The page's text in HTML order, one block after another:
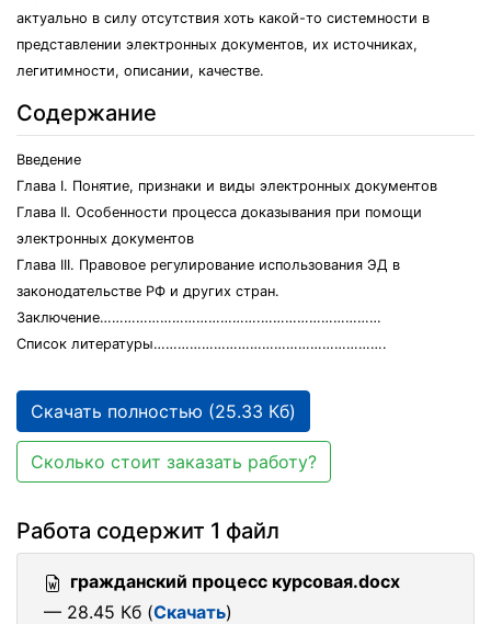
актуально в силу отсутствия хоть какой-то системности в
представлении электронных документов, их источниках,
легитимности, описании, качестве.
Содержание
Введение
Глава I. Понятие, признаки и виды электронных документов
Глава II. Особенности процесса доказывания при помощи
электронных документов
Глава III. Правовое регулирование использования ЭД в
законодательстве РФ и других стран.
Заключение………………………………….…………………………
Список литературы………………………………………………….
Скачать полностью (25.33 Кб)
Сколько стоит заказать работу?
Работа содержит 1 файл
гражданский процесс курсовая.docx
— 28.45 Кб (Скачать)